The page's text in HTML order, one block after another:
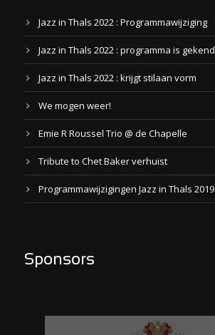
Jazz in Thals 2022 : Programmawijziging
Jazz in Thals 2022 : programma is gekend
Jazz in Thals 2022 : krijgt stilaan vorm
We mogen weer!
Emie R Roussel Trio @ de Chapelle
Tribute to Chet Baker verhuist
Programmawijzigingen Jazz in Thals 2019
Sponsors